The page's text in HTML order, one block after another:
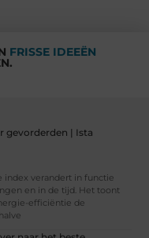
FRISSE IDEEËN
gevorderden | Ista
index verandert in functie
en in de tijd. Het toont
efficiëntie de